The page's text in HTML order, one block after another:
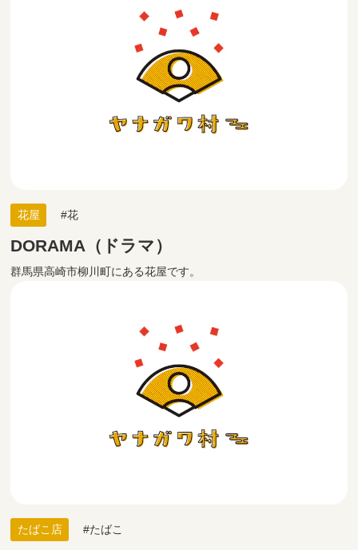
花屋 花
DORAMA（ドラマ）
群馬県高崎市柳川町にある花屋です。
たばこ店 たばこ